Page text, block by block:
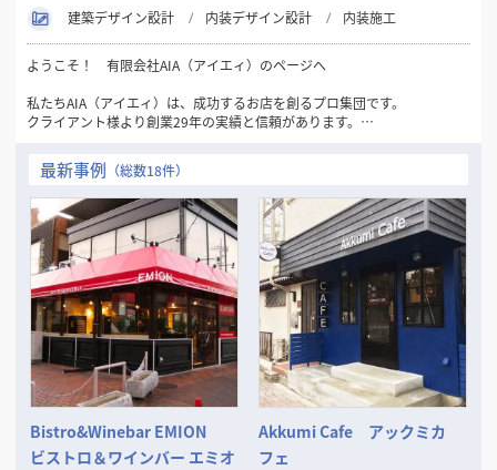
建築デザイン設計
内装デザイン設計 内装施工
ようこそ！ 有限会社AIA（アイエィ）のページへ
私たちAIA（アイエィ）は、成功するお店を創るプロ集団です。
クライアント様より創業29年の実績と信頼があります。
最初の御相談と御見積りは無料です。
■仕事のおおよその流れは、
お客様からの御相談➡物件探しのお手伝い➡レイアウト・3DCGパースな
どの御提案
➡御見積書の御提案➡成約➡工事施工➡完成引渡し➡開店準備➡オープン
➡アフターフォロー
■その他に次のようなご相談にも応じます、
◦ファイナンスの御相談
◦リースの御相談
◦物件取得の御相談（サブリースや大家さんなどへの対応）
◦その他お店に関するすべての御相談
ご一緒に良いお店を考え、楽しく創りましょう。
そして成功させましょう。
最新事例 （総数18件）
Bistro&Winebar EMION
ビストロ＆ワインバー エミオ
Akkumi Cafe アックミカ
フェ